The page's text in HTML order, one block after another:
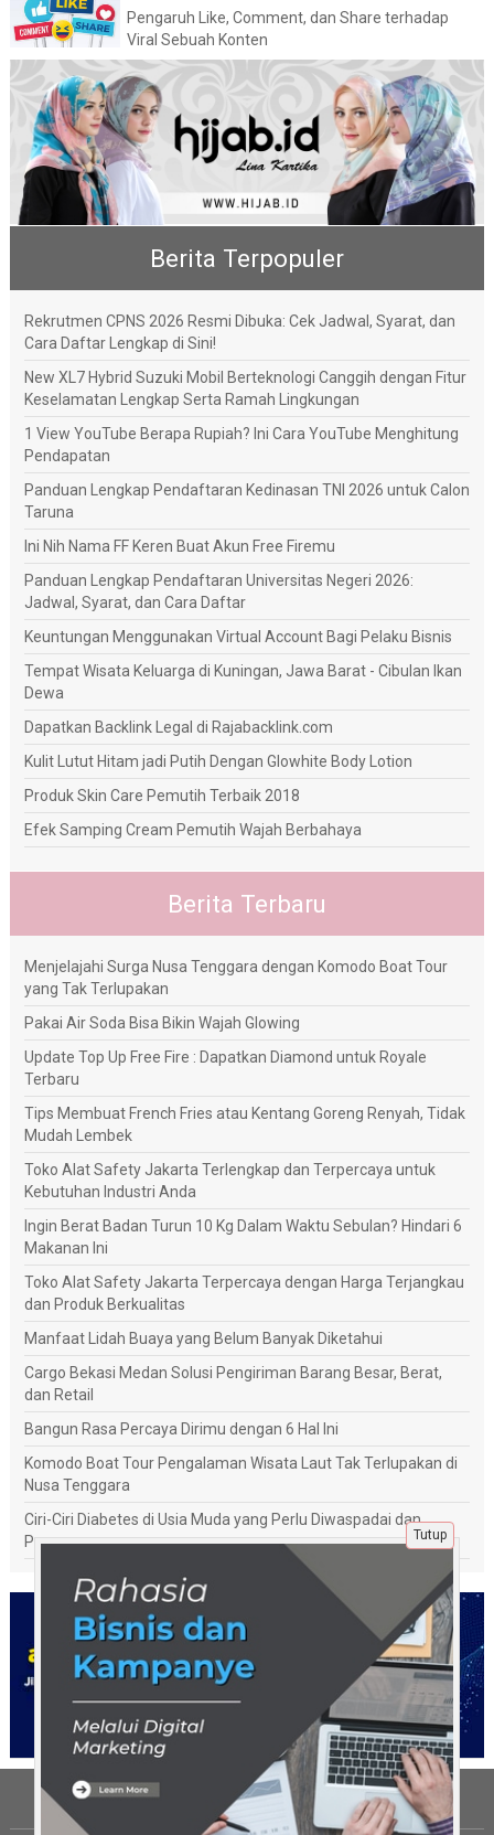
Pengaruh Like, Comment, dan Share terhadap
Viral Sebuah Konten
Berita Terpopuler
Rekrutmen CPNS 2026 Resmi Dibuka: Cek Jadwal, Syarat, dan
Cara Daftar Lengkap di Sini!
New XL7 Hybrid Suzuki Mobil Berteknologi Canggih dengan Fitur
Keselamatan Lengkap Serta Ramah Lingkungan
1 View YouTube Berapa Rupiah? Ini Cara YouTube Menghitung
Pendapatan
Panduan Lengkap Pendaftaran Kedinasan TNI 2026 untuk Calon
Taruna
Ini Nih Nama FF Keren Buat Akun Free Firemu
Panduan Lengkap Pendaftaran Universitas Negeri 2026:
Jadwal, Syarat, dan Cara Daftar
Keuntungan Menggunakan Virtual Account Bagi Pelaku Bisnis
Tempat Wisata Keluarga di Kuningan, Jawa Barat - Cibulan Ikan
Dewa
Dapatkan Backlink Legal di Rajabacklink.com
Kulit Lutut Hitam jadi Putih Dengan Glowhite Body Lotion
Produk Skin Care Pemutih Terbaik 2018
Efek Samping Cream Pemutih Wajah Berbahaya
Berita Terbaru
Menjelajahi Surga Nusa Tenggara dengan Komodo Boat Tour
yang Tak Terlupakan
Pakai Air Soda Bisa Bikin Wajah Glowing
Update Top Up Free Fire : Dapatkan Diamond untuk Royale
Terbaru
Tips Membuat French Fries atau Kentang Goreng Renyah, Tidak
Mudah Lembek
Toko Alat Safety Jakarta Terlengkap dan Terpercaya untuk
Kebutuhan Industri Anda
Ingin Berat Badan Turun 10 Kg Dalam Waktu Sebulan? Hindari 6
Makanan Ini
Toko Alat Safety Jakarta Terpercaya dengan Harga Terjangkau
dan Produk Berkualitas
Manfaat Lidah Buaya yang Belum Banyak Diketahui
Cargo Bekasi Medan Solusi Pengiriman Barang Besar, Berat,
dan Retail
Bangun Rasa Percaya Dirimu dengan 6 Hal Ini
Komodo Boat Tour Pengalaman Wisata Laut Tak Terlupakan di
Nusa Tenggara
Ciri-Ciri Diabetes di Usia Muda yang Perlu Diwaspadai dan
Penanganannya
Tentang Kami
Tutup